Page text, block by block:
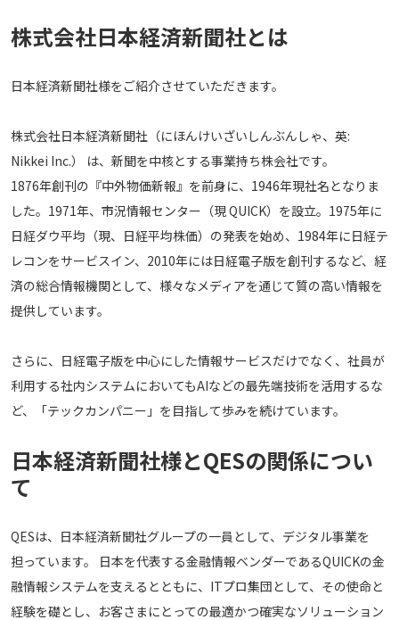
株式会社日本経済新聞社とは
日本経済新聞社様をご紹介させていただきます。
株式会社日本経済新聞社（にほんけいざいしんぶんしゃ、英:
Nikkei Inc.） は、新聞を中核とする事業持ち株会社です。
1876年創刊の『中外物価新報』を前身に、1946年現社名となりま
した。1971年、市況情報センター（現 QUICK）を設立。1975年に
日経ダウ平均（現、日経平均株価）の発表を始め、1984年に日経テ
レコンをサービスイン、2010年には日経電子版を創刊するなど、経
済の総合情報機関として、様々なメディアを通じて質の高い情報を
提供しています。
さらに、日経電子版を中心にした情報サービスだけでなく、社員が
利用する社内システムにおいてもAIなどの最先端技術を活用するな
ど、「テックカンパニー」を目指して歩みを続けています。
日本経済新聞社様とQESの関係につい
て
QESは、日本経済新聞社グループの一員として、デジタル事業を
担っています。 日本を代表する金融情報ベンダーであるQUICKの金
融情報システムを支えるとともに、ITプロ集団として、その使命と
経験を礎とし、お客さまにとっての最適かつ確実なソリューション